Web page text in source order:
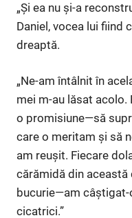
„Și ea nu și-a
Daniel, vocea lui fiind
dreaptă.
„Ne-am întâlnit în
mei m-au lăsat
o promisiune—să
care o meritam și să
am reușit. Fiecare
cărămidă din această
bucurie—am câștigat-
cicatrici.”